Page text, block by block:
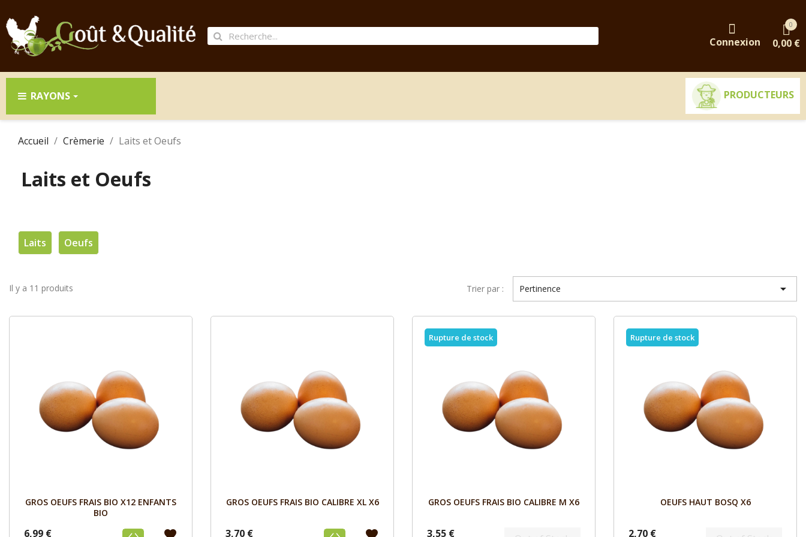
Connexion
0
0,00 €
RAYONS PRODUCTEURS
Accueil Crèmerie Laits et Oeufs
Laits et Oeufs
Laits Oeufs
Il y a 11 produits Trier par : Pertinence 
Aperçu
GROS OEUFS FRAIS BIO X12 ENFANTS
BIO
6,99 €
Aperçu
GROS OEUFS FRAIS BIO CALIBRE XL X6
3,70 €
Aperçu
GROS OEUFS FRAIS BIO CALIBRE M X6
3,55 €
Rupture de stock
Aperçu
OEUFS HAUT BOSQ X6
2,70 €
Rupture de stock